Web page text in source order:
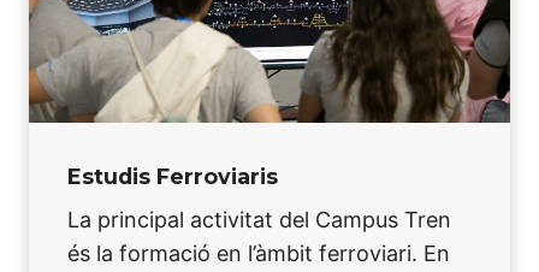
Estudis Ferroviaris
La principal activitat del Campus Tren
és la formació en l’àmbit ferroviari. En